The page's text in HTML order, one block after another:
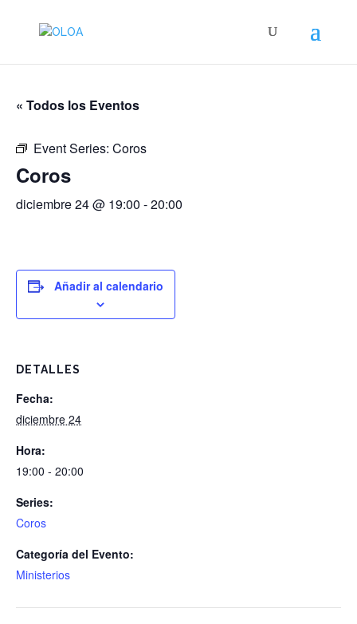
« Todos los Eventos
Event Series: Coros
Coros
diciembre 24 @ 19:00 -20:00
Añadir al calendario
DETALLES
Fecha:
diciembre 24
Hora:
19:00 - 20:00
Series:
Coros
Categoría del Evento:
Ministerios